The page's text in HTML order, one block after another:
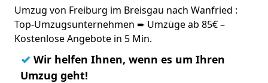
Umzug von Freiburg im Breisgau nach Wanfried :
Top-Umzugsunternehmen ➨ Umzüge ab 85€ –
Kostenlose Angebote in 5 Min.
✓ Wir helfen Ihnen, wenn es um Ihren
Umzug geht!